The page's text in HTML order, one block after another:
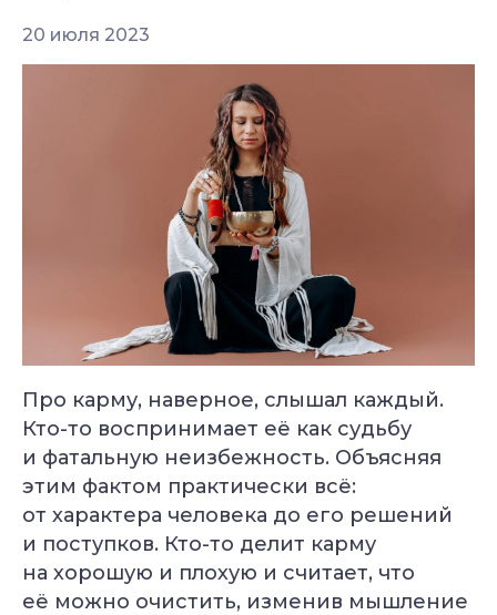
20 июля 2023
Про карму, наверное, слышал каждый.
Кто-то воспринимает её как судьбу
и фатальную неизбежность. Объясняя
этим фактом практически всё:
от характера человека до его решений
и поступков. Кто-то делит карму
на хорошую и плохую и считает, что
её можно очистить, изменив мышление